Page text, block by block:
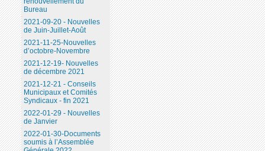
Bureau
2021-09-20 - Nouvelles
de Juin-Juillet-Août
2021-11-25-Nouvelles
d’octobre-Novembre
2021-12-19- Nouvelles
de décembre 2021
2021-12-21 - Conseils
Municipaux et Comités
Syndicaux - fin 2021
2022-01-29 - Nouvelles
de Janvier
2022-01-30-Documents
soumis à l’Assemblée